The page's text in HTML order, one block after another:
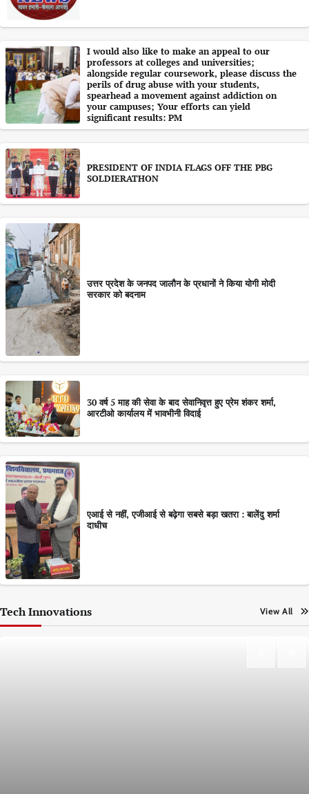
I would also like to make an appeal to our
professors at colleges and universities;
alongside regular coursework, please discuss the
perils of drug abuse with your students,
spearhead a movement against addiction on
your campuses; Your efforts can yield
significant results: PM
PRESIDENT OF INDIA FLAGS OFF THE PBG
SOLDIERATHON
उत्तर प्रदेश के जनपद जालौन के प्रधानों ने किया योगी मोदी
सरकार को बदनाम
30 वर्ष 5 माह की सेवा के बाद सेवानिवृत्त हुए प्रेम शंकर शर्मा,
आरटीओ कार्यालय में भावभीनी विदाई
एआई से नहीं, एजीआई से बढ़ेगा सबसे बड़ा खतरा : बालेंदु शर्मा
दाधीच
Tech Innovations View All